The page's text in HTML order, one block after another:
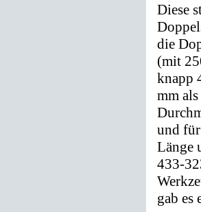
Diese
die
(mit
knapp
mm
und
Länge
433-
gab es